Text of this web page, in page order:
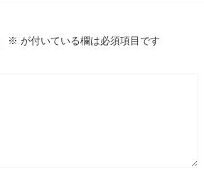
※ が付いている欄は必須項目です